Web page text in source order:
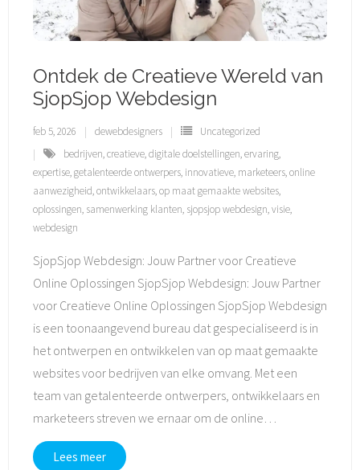
Ontdek de Creatieve Wereld van
SjopSjop Webdesign
feb 5, 2026 dewebdesigners
Uncategorized
bedrijven,creatieve,digitale doelstellingen,ervaring,
expertise,getalenteerde ontwerpers, innovatieve, marketeers,online
aanwezigheid,ontwikkelaars,op maat gemaakte websites,
oplossingen, samenwerking klanten, sjopsjop webdesign,visie,
webdesign
SjopSjop Webdesign: Jouw Partner voor Creatieve
Online Oplossingen SjopSjop Webdesign: Jouw Partner
voor Creatieve Online Oplossingen SjopSjop Webdesign
is een toonaangevend bureau dat gespecialiseerd is in
het ontwerpen en ontwikkelen van op maat gemaakte
websites voor bedrijven van elke omvang. Met een
team van getalenteerde ontwerpers, ontwikkelaars en
marketeers streven we ernaar om de online
Lees meer